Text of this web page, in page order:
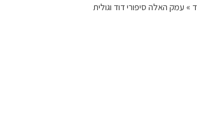
» עמק האלה סיפורי דוד וגולית